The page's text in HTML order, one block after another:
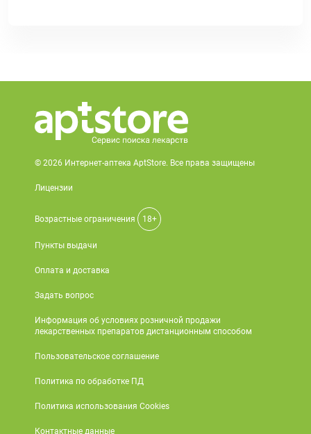
© 2026 Интернет-аптека AptStore. Все права защищены
Лицензии
Возрастные ограничения 18+
Пункты выдачи
Оплата и доставка
Задать вопрос
Информация об условиях розничной продажи
лекарственных препаратов дистанционным способом
Пользовательское соглашение
Политика по обработке ПД
Политика использования Cookies
Контактные данные